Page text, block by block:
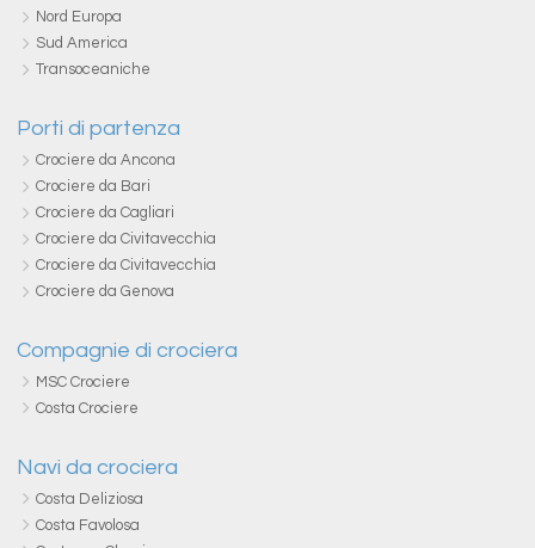
Nord Europa
Sud America
Transoceaniche
Porti di partenza
Crociere da Ancona
Crociere da Bari
Crociere da Cagliari
Crociere da Civitavecchia
Crociere da Civitavecchia
Crociere da Genova
Compagnie di crociera
MSC Crociere
Costa Crociere
Navi da crociera
Costa Deliziosa
Costa Favolosa